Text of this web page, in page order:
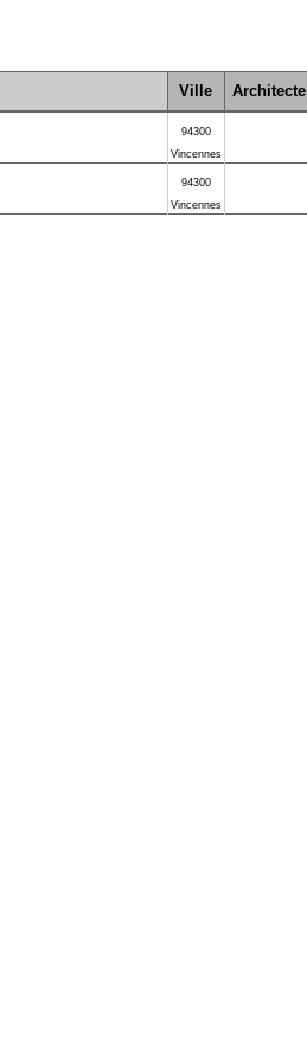
Ville Architecte
94300
Vincennes
94300
Vincennes